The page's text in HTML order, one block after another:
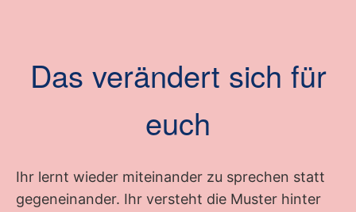
Das verändert sich für
euch
Ihr lernt wieder miteinander zu sprechen statt
gegeneinander. Ihr versteht die Muster hinter